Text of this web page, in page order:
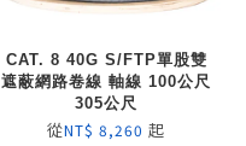
CAT. 8 40G S/FTP單股雙
遮蔽網路卷線 軸線 100公尺
305公尺
從NT$ 8,260起